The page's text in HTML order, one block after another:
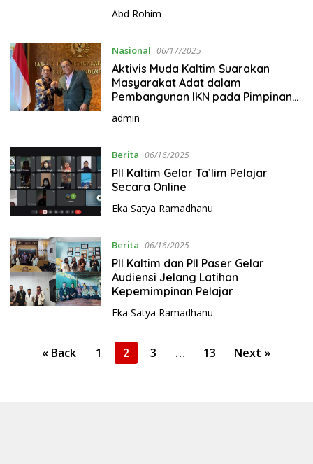
Abd Rohim
Nasional 06/17/2025
Aktivis Muda Kaltim Suarakan
Masyarakat Adat dalam
Pembangunan IKN pada Pimpinan
MPR RI
admin
Berita 06/16/2025
PII Kaltim Gelar Ta’lim Pelajar
Secara Online
Eka Satya Ramadhanu
Berita 06/16/2025
PII Kaltim dan PII Paser Gelar
Audiensi Jelang Latihan
Kepemimpinan Pelajar
Eka Satya Ramadhanu
« Back 1 2 3 … 13 Next »